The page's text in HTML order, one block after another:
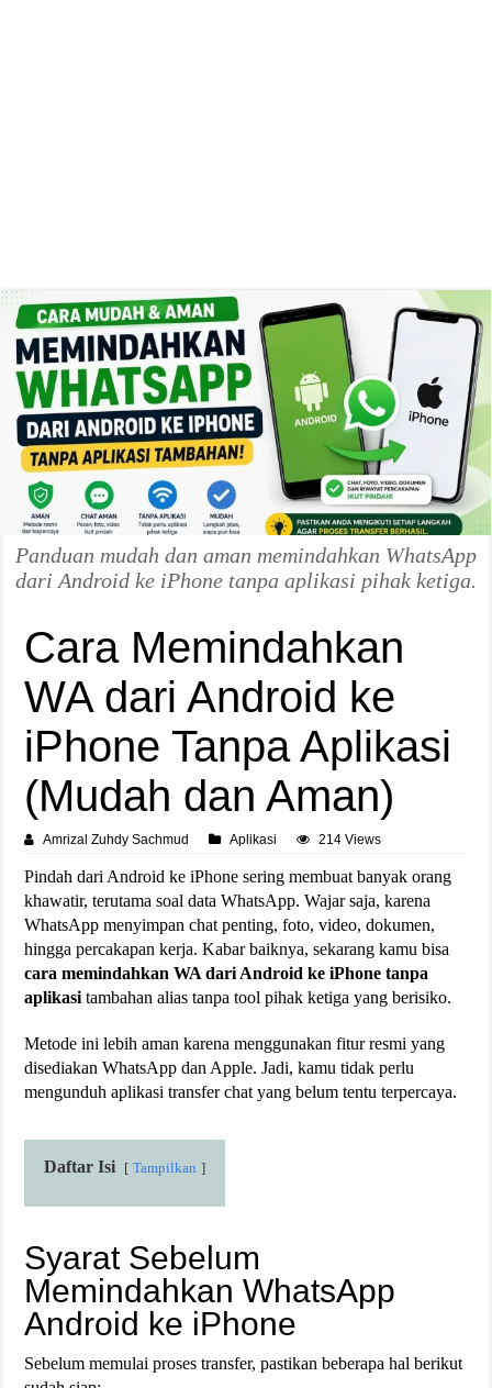
Panduan mudah dan aman memindahkan WhatsApp
dari Android ke iPhone tanpa aplikasi pihak ketiga.
Cara Memindahkan
WA dari Android ke
iPhone Tanpa Aplikasi
(Mudah dan Aman)
Amrizal Zuhdy Sachmud Aplikasi 214 Views
Pindah dari Android ke iPhone sering membuat banyak orang
khawatir, terutama soal data WhatsApp. Wajar saja, karena
WhatsApp menyimpan chat penting, foto, video, dokumen,
hingga percakapan kerja. Kabar baiknya, sekarang kamu bisa
cara memindahkan WA dari Android ke iPhone tanpa
aplikasi tambahan alias tanpa tool pihak ketiga yang berisiko.
Metode ini lebih aman karena menggunakan fitur resmi yang
disediakan WhatsApp dan Apple. Jadi, kamu tidak perlu
mengunduh aplikasi transfer chat yang belum tentu terpercaya.
Daftar Isi Tampilkan
Syarat Sebelum
Memindahkan WhatsApp
Android ke iPhone
Sebelum memulai proses transfer, pastikan beberapa hal berikut